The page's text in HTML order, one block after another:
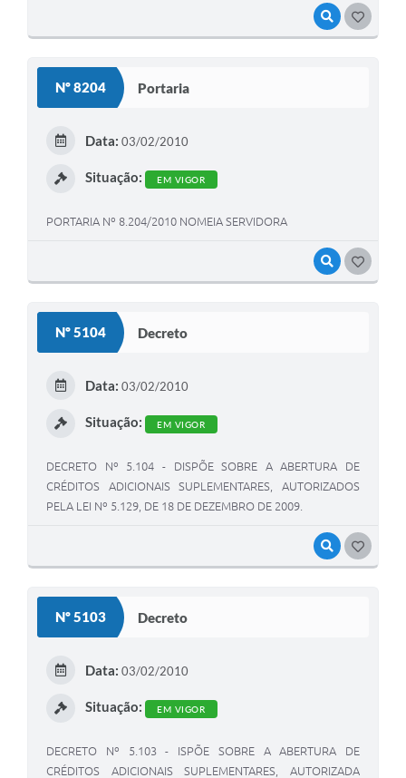
VISUALIZAR
Nº 8204 Portaria
VISUALIZAR
Data: 03/02/2010
Situação: EM VIGOR
PORTARIA Nº 8.204/2010 NOMEIA SERVIDORA
Nº 5104 Decreto
VISUALIZAR
Data: 03/02/2010
Situação: EM VIGOR
DECRETO Nº 5.104 - DISPÕE SOBRE A ABERTURA DE
CRÉDITOS ADICIONAIS SUPLEMENTARES, AUTORIZADOS
PELA LEI Nº 5.129, DE 18 DE DEZEMBRO DE 2009.
Nº 5103 Decreto
Data: 03/02/2010
Situação: EM VIGOR
DECRETO Nº 5.103 - ISPÕE SOBRE A ABERTURA DE
CRÉDITOS ADICIONAIS SUPLEMENTARES, AUTORIZADA